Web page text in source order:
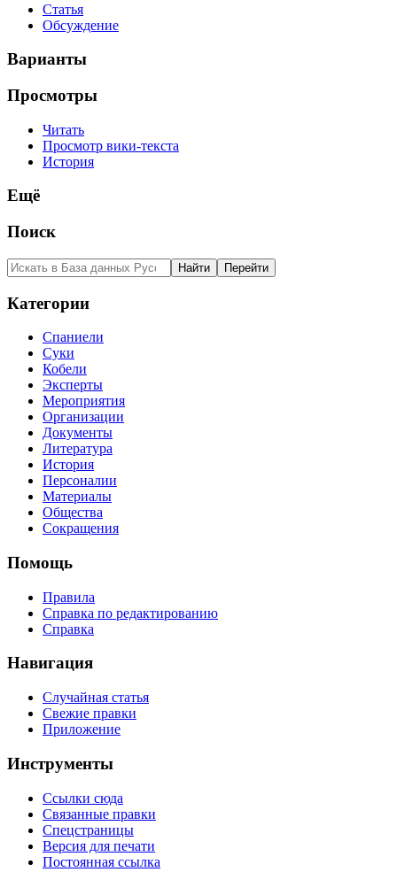
Статья
Обсуждение
Варианты
Просмотры
Читать
Просмотр вики-текста
История
Ещё
Поиск
Категории
Спаниели
Суки
Кобели
Эксперты
Мероприятия
Организации
Документы
Литература
История
Персоналии
Материалы
Общества
Сокращения
Помощь
Правила
Справка по редактированию
Справка
Навигация
Случайная статья
Свежие правки
Приложение
Инструменты
Ссылки сюда
Связанные правки
Спецстраницы
Версия для печати
Постоянная ссылка